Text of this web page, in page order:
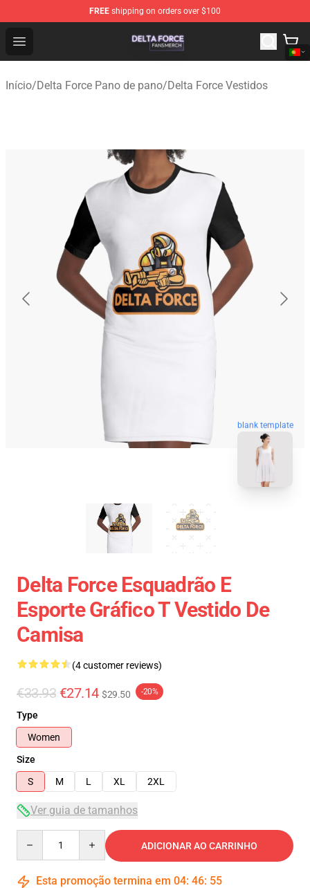
FREE shipping on orders over $100
Open menu
Delta Force Shop - Official Delta Force Merchandise
Início/Delta Force Pano de pano/Delta Force Vestidos
blank template
Delta Force Esquadrão E
Esporte Gráfico T Vestido De
Camisa
(4 customer reviews)
€33.93 €27.14 $29.50 -20%
Type
Women
Size
S
M L XL 2XL
Ver guia de tamanhos
ADICIONAR AO CARRINHO
Esta promoção termina em 04: 46: 54